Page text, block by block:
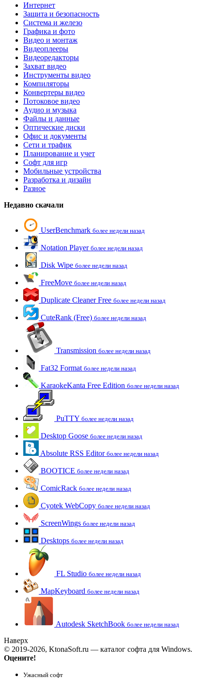
Интернет
Защита и безопасность
Система и железо
Графика и фото
Видео и монтаж
Видеоплееры
Видеоредакторы
Захват видео
Инструменты видео
Компиляторы
Конвертеры видео
Потоковое видео
Аудио и музыка
Файлы и данные
Оптические диски
Офис и документы
Сети и трафик
Планирование и учет
Софт для игр
Мобильные устройства
Разработка и дизайн
Разное
Недавно скачали
UserBenchmark более недели назад
Notation Player более недели назад
Disk Wipe более недели назад
FreeMove более недели назад
Duplicate Cleaner Free более недели назад
CuteRank (Free) более недели назад
Transmission более недели назад
Fat32 Format более недели назад
KaraokeKanta Free Edition более недели назад
PuTTY более недели назад
Desktop Goose более недели назад
Absolute RSS Editor более недели назад
BOOTICE более недели назад
ComicRack более недели назад
Cyotek WebCopy более недели назад
ScreenWings более недели назад
Desktops более недели назад
FL Studio более недели назад
MapKeyboard более недели назад
Autodesk SketchBook более недели назад
Наверх
© 2019-2026, KtonaSoft.ru — каталог софта для Windows.
Оцените!
Ужасный софт